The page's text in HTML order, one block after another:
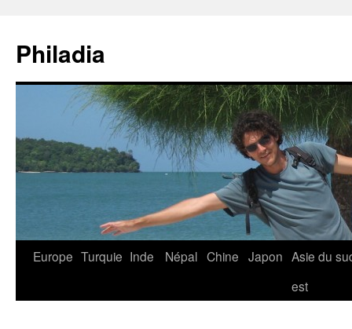
contenu
Philadia
Europe Turquie Inde Népal Chine Japon Asie du
est